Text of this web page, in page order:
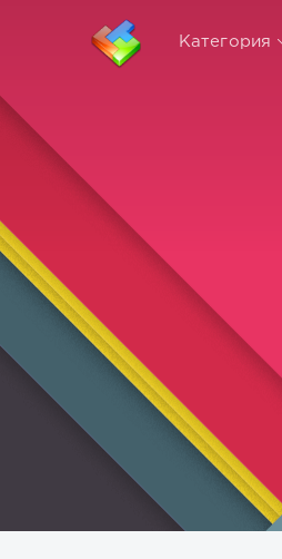
Категория